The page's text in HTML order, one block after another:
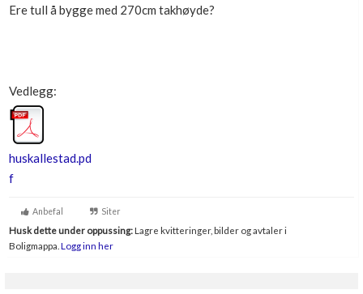
Boligmappa+
Ere tull å bygge med 270cm takhøyde?
Vedlegg:
huskallestad.pd
f
Anbefal Siter
Husk dette under oppussing:Lagre kvitteringer, bilder og avtaler i
Boligmappa. Logg inn her